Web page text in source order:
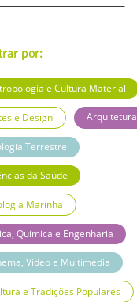
por:
e Cultura Material
e Design Arquitetura
Terrestre
da Saúde
Marinha
Química e Engenharia
Vídeo e Multimédia
e Tradições Populares